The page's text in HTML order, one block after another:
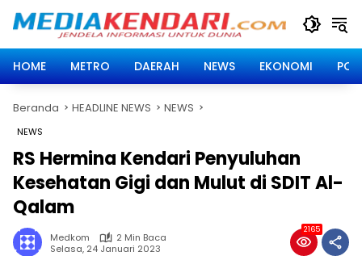
HOME
METRO DAERAH NEWS EKONOMI
Beranda HEADLINE NEWS NEWS
NEWS
RS Hermina Kendari Penyuluhan
Kesehatan Gigi dan Mulut di SDIT Al-
Qalam
Medkom
2 Min Baca
Selasa, 24 Januari 2023
2165